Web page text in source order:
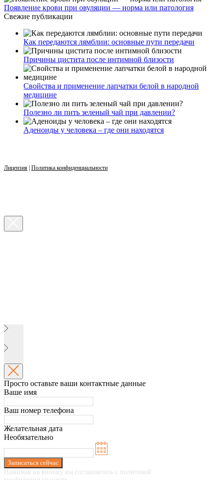
Появление крови при овуляции — норма или патология
Свежие публикации
Как передаются лямблии: основные пути передачи
Причины цистита после интимной близости
Свойства и применение лапчатки белой в народной
медицине
Полезно ли пить зеленый чай при давлении?
Аденоиды у человека – где они находятся
Лицензия | Политика конфиденциальности
Просто оставьте ваши контактные данные
Ваше имя
Ваш номер телефона
Желательная дата
Необязательно
Записаться сейчас
Нажимая на кнопку вы соглашаетесь с политикой